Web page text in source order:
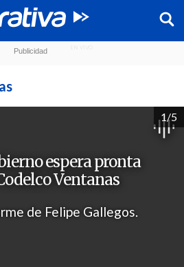
1/5
espera pronta
Ventanas
de Felipe Gallegos.